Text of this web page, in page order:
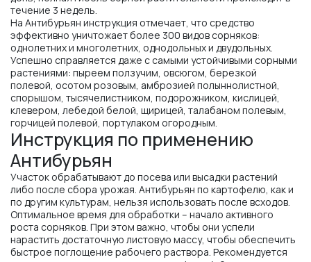
течение 3 недель.
На Антибурьян инструкция отмечает, что средство
эффективно уничтожает более 300 видов сорняков:
однолетних и многолетних, однодольных и двудольных.
Успешно справляется даже с самыми устойчивыми сорными
растениями: пыреем ползучим, овсюгом, березкой
полевой, осотом розовым, амброзией полыннолистной,
спорышом, тысячелистником, подорожником, кислицей,
клевером, лебедой белой, щирицей, талабаном полевым,
горчицей полевой, портулаком огородным.
Инструкция по применению
Антибурьян
Участок обрабатывают до посева или высадки растений
либо после сбора урожая. Антибурьян по картофелю, как и
по другим культурам, нельзя использовать после всходов.
Оптимальное время для обработки – начало активного
роста сорняков. При этом важно, чтобы они успели
нарастить достаточную листовую массу, чтобы обеспечить
быстрое поглощение рабочего раствора. Рекомендуется